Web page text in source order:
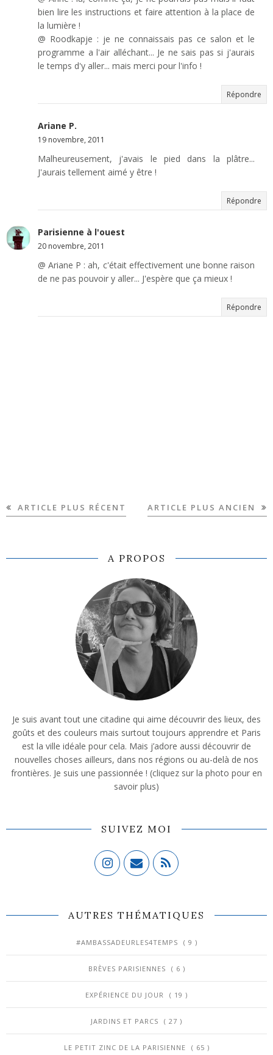
bien lire les instructions et faire attention à la place de
la lumière !
@ Roodkapje : je ne connaissais pas ce salon et le
programme a l'air alléchant... Je ne sais pas si j'aurais
le temps d'y aller... mais merci pour l'info !
Répondre
Ariane P.
19 novembre, 2011
Malheureusement, j'avais le pied dans la plâtre...
J'aurais tellement aimé y être !
Répondre
Parisienne à l'ouest
20 novembre, 2011
@ Ariane P : ah, c'était effectivement une bonne raison
de ne pas pouvoir y aller... J'espère que ça mieux !
Répondre
ARTICLE PLUS RÉCENT ARTICLE PLUS ANCIEN
A PROPOS
Je suis avant tout une citadine qui aime découvrir des lieux, des
goûts et des couleurs mais surtout toujours apprendre et Paris
est la ville idéale pour cela. Mais j’adore aussi découvrir de
nouvelles choses ailleurs, dans nos régions ou au-delà de nos
frontières. Je suis une passionnée ! (cliquez sur la photo pour en
savoir plus)
SUIVEZ MOI
AUTRES THÉMATIQUES
#AMBASSADEURLES4TEMPS ( 9 )
BRÈVES PARISIENNES ( 6 )
EXPÉRIENCE DU JOUR ( 19 )
JARDINS ET PARCS ( 27 )
LE PETIT ZINC DE LA PARISIENNE ( 65 )